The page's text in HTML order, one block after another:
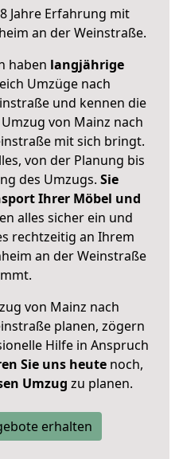
Jahre Erfahrung mit
an der Weinstraße.
haben langjährige
Umzüge nach
und kennen die
von Mainz nach
mit sich bringt.
von der Planung bis
des Umzugs. Sie
Ihrer Möbel und
alles sicher ein und
rechtzeitig an Ihrem
an der Weinstraße
von Mainz nach
planen, zögern
Hilfe in Anspruch
Sie uns heute noch,
Umzug zu planen.
erhalten